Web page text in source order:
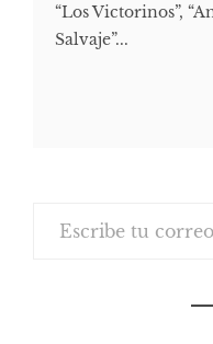
“Los Victorinos”,
Salvaje”...